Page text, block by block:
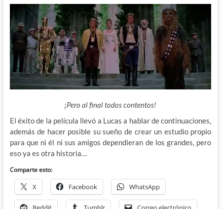
¡Pero al final todos contentos!
El éxito de la película llevó a Lucas a hablar de continuaciones,
además de hacer posible su sueño de crear un estudio propio
para que ni él ni sus amigos dependieran de los grandes, pero
eso ya es otra historia…
Comparte esto:
X Facebook WhatsApp